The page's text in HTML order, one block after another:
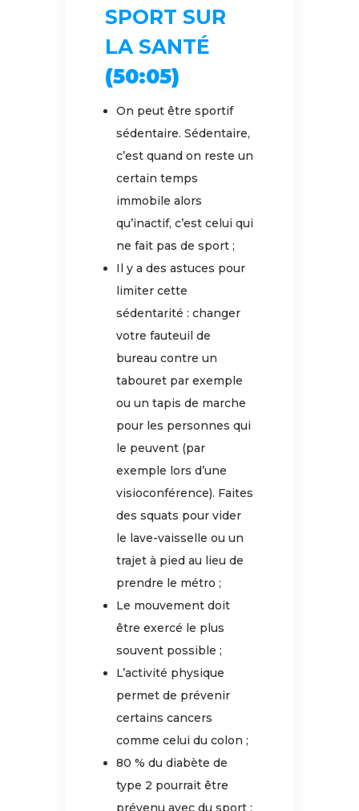
SPORT SUR
LA SANTÉ
(50:05)
On peut être sportif
sédentaire. Sédentaire,
c’est quand on reste un
certain temps
immobile alors
qu’inactif, c’est celui qui
ne fait pas de sport ;
Il y a des astuces pour
limiter cette
sédentarité : changer
votre fauteuil de
bureau contre un
tabouret par exemple
ou un tapis de marche
pour les personnes qui
le peuvent (par
exemple lors d’une
visioconférence). Faites
des squats pour vider
le lave-vaisselle ou un
trajet à pied au lieu de
prendre le métro ;
Le mouvement doit
être exercé le plus
souvent possible ;
L’activité physique
permet de prévenir
certains cancers
comme celui du colon ;
80 % du diabète de
type 2 pourrait être
prévenu avec du sport ;